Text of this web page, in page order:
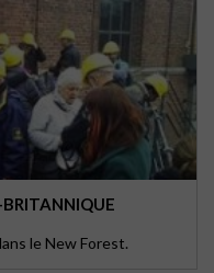
le New Forest.